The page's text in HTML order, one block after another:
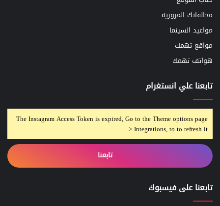
مخالفاتك المروريه
مواعيد السينما
مواقع تهمك
هواتف تهمك
تابعنا علي انستغرام
The Instagram Access Token is expired, Go to the Theme options page
> Integrations, to to refresh it.
تابعنا
تابعنا على فيسبوك